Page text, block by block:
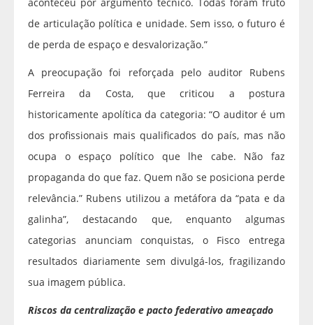
de articulação política e unidade. Sem isso, o futuro é
de perda de espaço e desvalorização.”
A preocupação foi reforçada pelo auditor Rubens
Ferreira da Costa, que criticou a postura
historicamente apolítica da categoria: “O auditor é um
dos profissionais mais qualificados do país, mas não
ocupa o espaço político que lhe cabe. Não faz
propaganda do que faz. Quem não se posiciona perde
relevância.” Rubens utilizou a metáfora da “pata e da
galinha”, destacando que, enquanto algumas
categorias anunciam conquistas, o Fisco entrega
resultados diariamente sem divulgá-los, fragilizando
sua imagem pública.
Riscos da centralização e pacto federativo ameaçado